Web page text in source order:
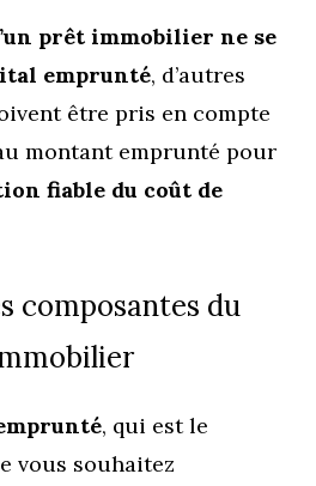
prêt immobilier ne se
emprunté, d’autres
être pris en compte
montant emprunté pour
fiable du coût de
composantes du
, qui est le
vous souhaitez